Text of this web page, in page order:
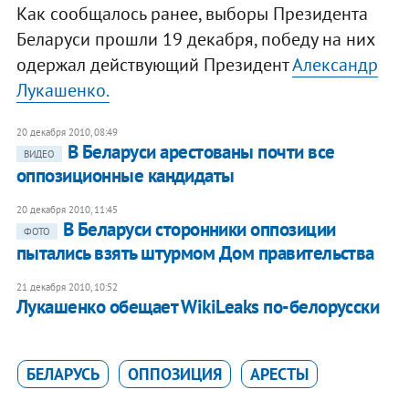
Как сообщалось ранее, выборы Президента
Беларуси прошли 19 декабря, победу на них
одержал действующий ПрезидентАлександр
Лукашенко.
20 декабря 2010, 08:49
ВИДЕО
В Беларуси арестованы почти все
оппозиционные кандидаты
20 декабря 2010, 11:45
ФОТО
В Беларуси сторонники оппозиции
пытались взять штурмом Дом правительства
21 декабря 2010, 10:52
Лукашенко обещает WikiLeaks по-белорусски
БЕЛАРУСЬ ОППОЗИЦИЯ АРЕСТЫ